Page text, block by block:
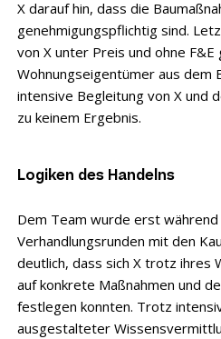
X darauf hin, dass die
genehmigungspflichtig sind.
von X unter Preis und ohne F&E
Wohnungseigentümer aus dem
intensive Begleitung von X und
zu keinem Ergebnis.
Logiken des Handelns
Dem Team wurde erst
Verhandlungsrunden mit den
deutlich, dass sich X trotz ihres
auf konkrete Maßnahmen und
festlegen konnten. Trotz
ausgestalteter